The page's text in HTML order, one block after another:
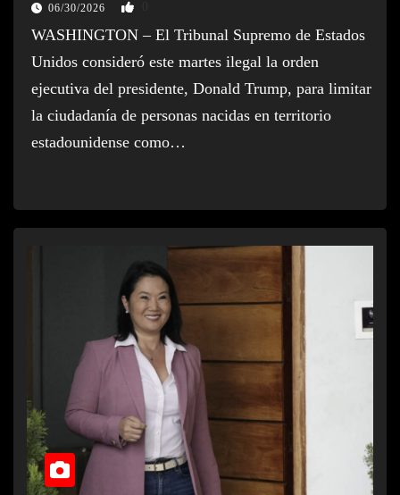
06/30/2026
WASHINGTON – El Tribunal Supremo de Estados
Unidos consideró este martes ilegal la orden
ejecutiva del presidente, Donald Trump, para limitar
la ciudadanía de personas nacidas en territorio
estadounidense como…